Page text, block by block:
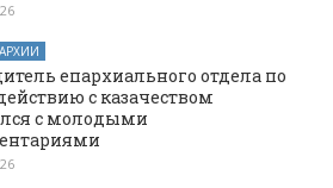
епархиального отдела по
с казачеством
с молодыми